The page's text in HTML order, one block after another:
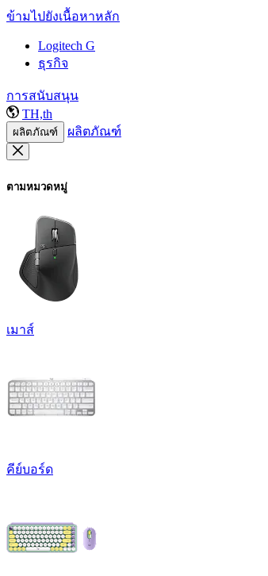
ข้ามไปยังเนื้อหาหลัก
Logitech G
ธุรกิจ
การสนับสนุน
TH,th
ผลิตภัณฑ์ ผลิตภัณฑ์
ตามหมวดหมู่
เมาส์
คีย์บอร์ด